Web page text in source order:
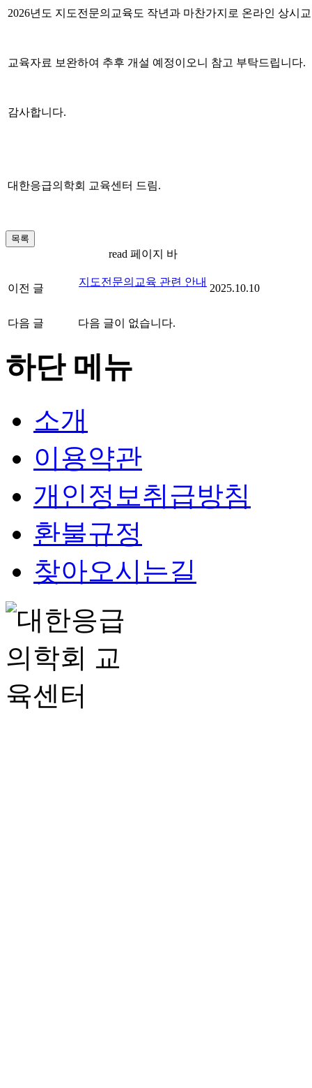
2026년도 지도전문의교육도 작년과 마찬가지로 온라인 상시
교육자료 보완하여 추후 개설 예정이오니 참고 부탁드립니다.
감사합니다.
대한응급의학회 교육센터 드림.
read 페이지 바
이전 글
지도전문의교육 관련 안내
2025.10.10
다음 글 다음 글이 없습니다.
하단 메뉴
소개
이용약관
개인정보취급방침
환불규정
찾아오시는길